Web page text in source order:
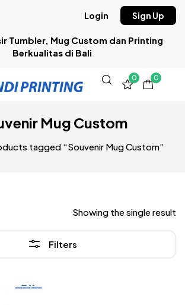
Tumbler, Mug Custom dan Printing
Berkualitas di Bali
Login Sign Up
0 0
Mug Custom
tagged “Souvenir Mug Custom”
Filters
Showing the single result